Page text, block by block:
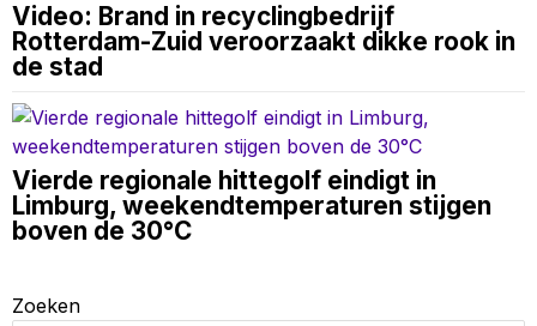
Video: Brand in recyclingbedrijf
Rotterdam-Zuid veroorzaakt dikke rook in
de stad
Vierde regionale hittegolf eindigt in
Limburg, weekendtemperaturen stijgen
boven de 30°C
Zoeken